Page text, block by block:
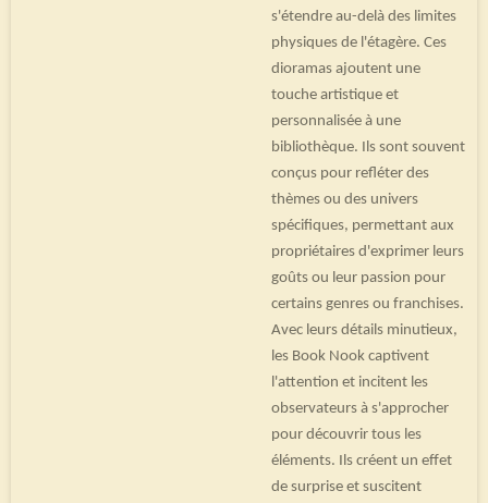
s'étendre au-delà des limites
physiques de l'étagère. Ces
dioramas ajoutent une
touche artistique et
personnalisée à une
bibliothèque. Ils sont souvent
conçus pour refléter des
thèmes ou des univers
spécifiques, permettant aux
propriétaires d'exprimer leurs
goûts ou leur passion pour
certains genres ou franchises.
Avec leurs détails minutieux,
les Book Nook captivent
l'attention et incitent les
observateurs à s'approcher
pour découvrir tous les
éléments. Ils créent un effet
de surprise et suscitent